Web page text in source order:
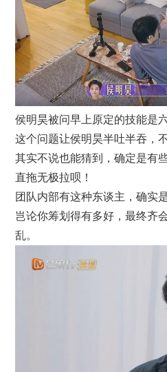
侯明昊被问早上原定的技能是
这个问题让侯明昊半吐半吞，
其实不说也能猜到，确定是有
直拖无极拉呗！
团队内部有这种东谈主，确实
岂论你筹划得有多好，最终齐
乱。